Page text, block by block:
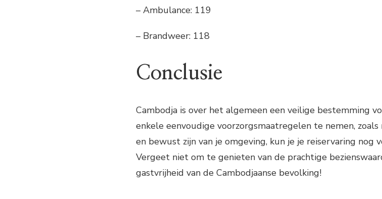
– Ambulance: 119
– Brandweer: 118
Conclusie
Cambodja is over het algemeen een veilige bestemming
enkele eenvoudige voorzorgsmaatregelen te nemen,
en bewust zijn van je omgeving, kun je je reiservaring nog
Vergeet niet om te genieten van de prachtige
gastvrijheid van de Cambodjaanse bevolking!